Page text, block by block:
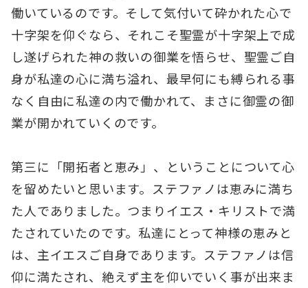
働いているのです。そして気付いて砕かれた心で
十字架を仰ぐなら、それこそ聖霊が十字架上で成
し遂げられた神の救いの御業を悟らせ、聖霊ご自
身が私達の心に満ち溢れ、最早何にも縛られる事
なく自由に私達の内で働かれて、まさに御霊の御
業が開かれていくのです。
第三に「開拓者と恵み」、ということについて心
を留めたいと思います。ステファノは恵みに満ち
た人でありました。つまりイエス・キリストで満
たされていたのです。私達にとって神様の恵みと
は、主イエスご自身であります。ステファノは信
仰に満たされ、絶えず主を仰いでいく事が出来ま